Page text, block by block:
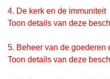
4. De kerk en de immuniteit
Toon details van deze
5. Beheer van de
Toon details van deze